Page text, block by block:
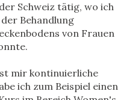
Schweiz tätig, wo ich
Behandlung
von Frauen
mir kontinuierliche
ich zum Beispiel einen